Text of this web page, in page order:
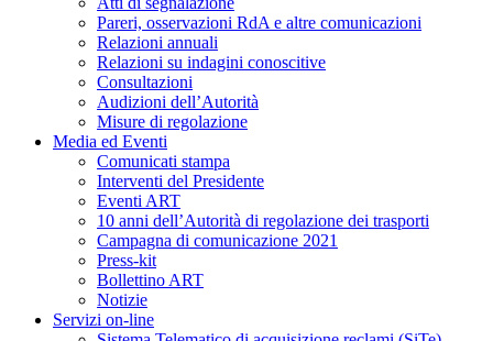
Pareri, osservazioni RdA e altre comunicazioni
Relazioni annuali
Relazioni su indagini conoscitive
Consultazioni
Audizioni dell’Autorità
Misure di regolazione
Media ed Eventi
Comunicati stampa
Interventi del Presidente
Eventi ART
10 anni dell’Autorità di regolazione dei trasporti
Campagna di comunicazione 2021
Press-kit
Bollettino ART
Notizie
Servizi on-line